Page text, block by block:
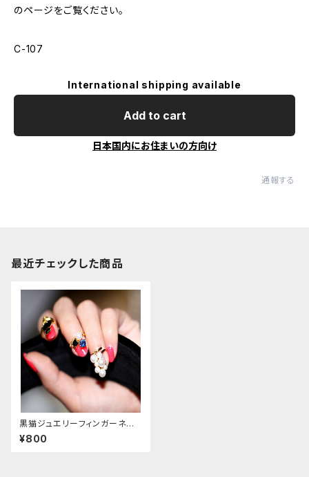
のページをご覧ください。
C-107
International shipping available
Add to cart
日本国内にお住まいの方向け
通報する
最近チェックした商品
黒猫ジュエリーフィンガーネイ
ルリング
¥800